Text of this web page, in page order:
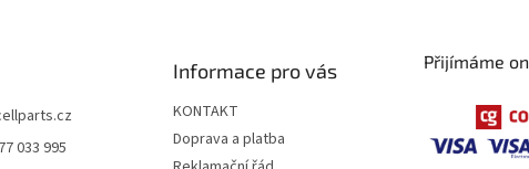
033 995
Informace pro vás
KONTAKT
Doprava a platba
Přijímáme